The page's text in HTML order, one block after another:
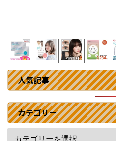
人気記事
カテゴリー